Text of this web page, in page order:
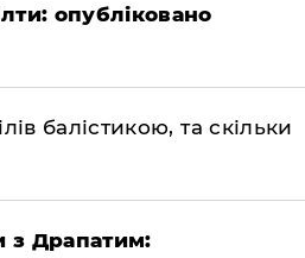
опубліковано
балістикою, та скільки
з Драпатим: